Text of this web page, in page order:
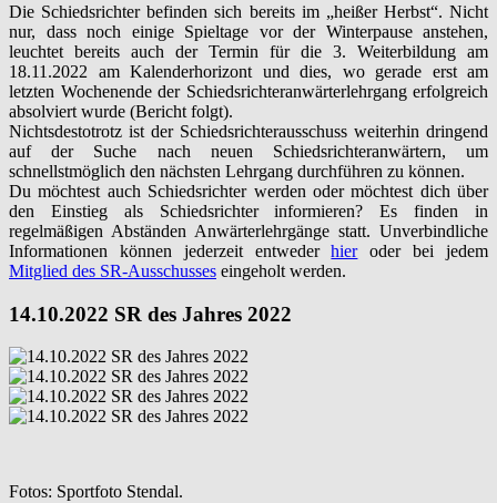
Die Schiedsrichter befinden sich bereits im „heißer Herbst“. Nicht
nur, dass noch einige Spieltage vor der Winterpause anstehen,
leuchtet bereits auch der Termin für die 3. Weiterbildung am
18.11.2022 am Kalenderhorizont und dies, wo gerade erst am
letzten Wochenende der Schiedsrichteranwärterlehrgang erfolgreich
absolviert wurde (Bericht folgt).
Nichtsdestotrotz ist der Schiedsrichterausschuss weiterhin dringend
auf der Suche nach neuen Schiedsrichteranwärtern, um
schnellstmöglich den nächsten Lehrgang durchführen zu können.
Du möchtest auch Schiedsrichter werden oder möchtest dich über
den Einstieg als Schiedsrichter informieren? Es finden in
regelmäßigen Abständen Anwärterlehrgänge statt. Unverbindliche
Informationen können jederzeit entwederhieroder bei jedem
Mitglied des SR-Ausschusses eingeholt werden.
14.10.2022 SR des Jahres 2022
Fotos: Sportfoto Stendal.